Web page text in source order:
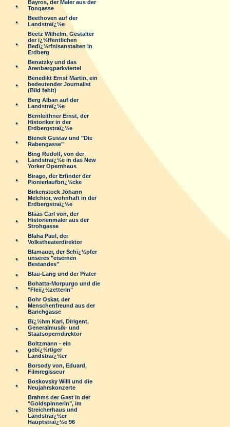
Bayros, der Maler aus der
Tongasse
Beethoven auf der
Landstraï¿½e
Beetz Wilhelm, Gestalter
der ï¿½ffentlichen
Bedï¿½rfnisanstalten in
Erdberg
Benatzky und das
Arenbergparkviertel
Benedikt Ernst Martin, ein
bedeutender Journalist
(Bild fehlt)
Berg Alban auf der
Landstraï¿½e
Bernleithner Ernst, der
Historiker in der
Erdbergstraï¿½e
Bienek Gustav und "Die
Rabengasse"
Bing Rudolf, von der
Landstraï¿½e in das New
Yorker Opernhaus
Birago, der Erfinder der
Pionierlaufbrï¿½cke
Birkenstock Johann
Melchior, wohnhaft in der
Erdbergstraï¿½e
Blaas Carl von, der
Historienmaler aus der
Strohgasse
Blaha Paul, der
Volkstheaterdirektor
Blamauer, der Schï¿½pfer
unseres "eisernen
Bestandes"
Blau-Lang und der Prater
Bohatta-Morpurgo und die
"Fleiï¿½zetterln"
Bohr Oskar, der
Menschenfreund aus der
Barichgasse
Bï¿½hm Karl, Dirigent,
Generalmusik- und
Staatsoperndirektor
Boltzmann - ein
gebï¿½rtiger
Landstraï¿½er
Borsody von, Eduard,
Filmregisseur
Boskovsky Willi und die
Neujahrskonzerte
Brahms der Gast in der
"Goldspinnerin", im
Streicherhaus und
Landstraï¿½er
Hauptstraï¿½e 96